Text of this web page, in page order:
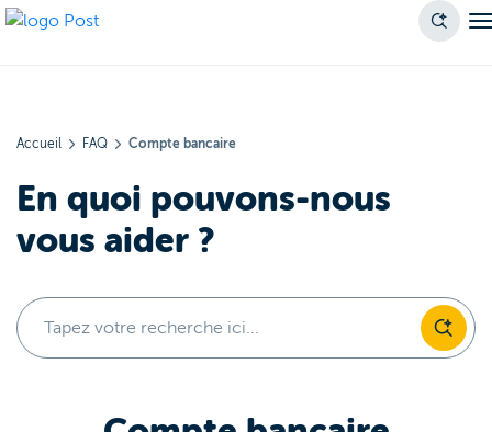
Accueil FAQ Compte bancaire
En quoi pouvons-nous
vous aider ?
Tapez votre recherche ici...